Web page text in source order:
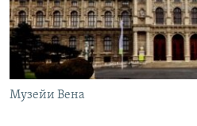
ГУЗОРИШҲОИ РАДИОӢ
Русский
ПАЙГИРӢ КУНЕД
Музейи Вена